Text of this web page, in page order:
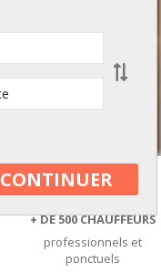
CONTINUER
+ DE 500 CHAUFFEURS
professionnels et
ponctuels